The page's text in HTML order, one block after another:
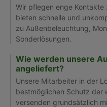
Wir pflegen enge Kontakte
bieten schnelle und
zu Außenbeleuchtung,
Sonderlösungen.
Wie werden unsere
angeliefert?
Unsere Mitarbeiter in der
bestmöglichen Schutz der
versenden grundsätzlich